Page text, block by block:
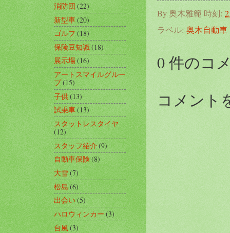
By奥木雅範 時刻:
ラベル: 奥木自動車
0 件のコ
コメント
消防団(22)
新型車(20)
ゴルフ(18)
保険豆知識(18)
展示場(16)
アートスマイルグルー
プ(15)
子供(13)
試乗車(13)
スタットレスタイヤ
(12)
スタッフ紹介(9)
自動車保険(8)
大雪(7)
松島 (6)
出会い(5)
ハロウィンカー(3)
台風(3)